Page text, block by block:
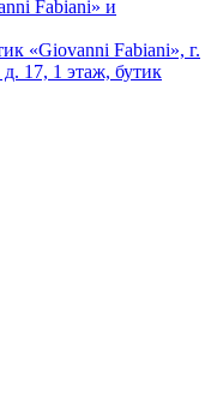
Fabiani» и
«Giovanni Fabiani», г.
17, 1 этаж, бутик